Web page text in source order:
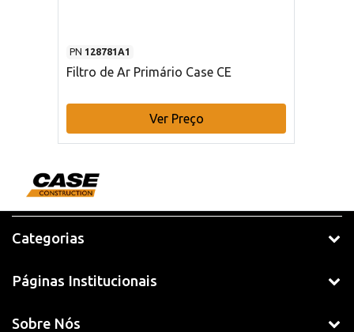
PN 128781A1
Filtro de Ar Primário Case CE
Ver Preço
Categorias
Páginas Institucionais
Sobre Nós